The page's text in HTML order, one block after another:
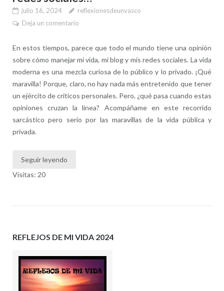
julio 16, 2024
reflexionesdeunvasco
Deja un comentario
En estos tiempos, parece que todo el mundo tiene una opinión
sobre cómo manejar mi vida, mi blog y mis redes sociales. La vida
moderna es una mezcla curiosa de lo público y lo privado. ¡Qué
maravilla! Porque, claro, no hay nada más entretenido que tener
un ejército de críticos personales. Pero, ¿qué pasa cuando estas
opiniones cruzan la línea? Acompáñame en este recorrido
sarcástico pero serio por las maravillas de la vida pública y
privada.
Seguir leyendo
Visitas: 20
REFLEJOS DE MI VIDA 2024